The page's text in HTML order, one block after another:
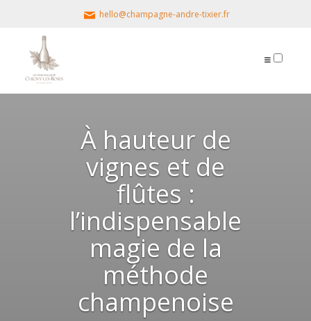
hello@champagne-andre-tixier.fr
À hauteur de
vignes et de
flûtes :
l’indispensable
magie de la
méthode
champenoise